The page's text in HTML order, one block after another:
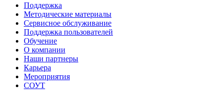
Поддержка
Методические материалы
Сервисное обслуживание
Поддержка пользователей
Обучение
О компании
Наши партнеры
Карьера
Мероприятия
СОУТ